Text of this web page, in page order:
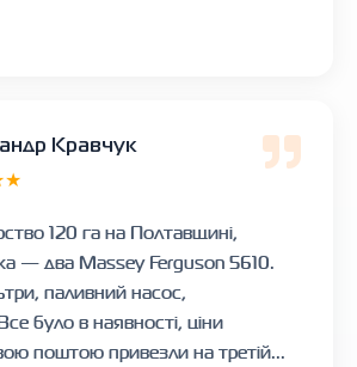
Кравчук
120 га на Полтавщині,
— два Massey Ferguson 5610.
паливний насос,
було в наявності, ціни
поштою привезли на третій...